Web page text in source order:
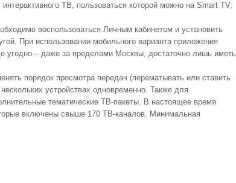
ТВ, пользоваться которой можно на Smart TV,
воспользоваться Личным кабинетом и установить
При использовании мобильного варианта приложения
угодно – даже за пределами Москвы, достаточно лишь иметь
порядок просмотра передач (перематывать или ставить
устройствах одновременно. Также для
тематические ТВ-пакеты. В настоящее время
включены свыше 170 ТВ-каналов. Минимальная